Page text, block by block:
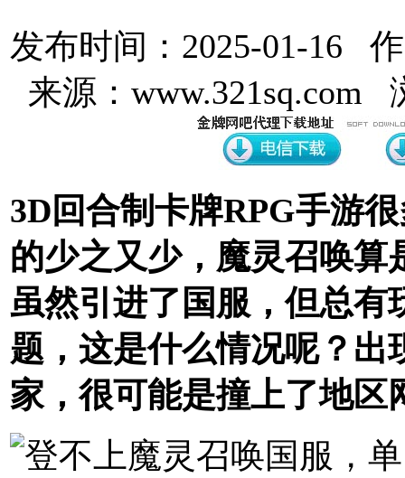
发布时间：2025-01-16
来源：www.321sq.com
3D回合制卡牌RPG手游
的少之又少，魔灵召唤算
虽然引进了国服，但总有
题，这是什么情况呢？出
家，很可能是撞上了地区